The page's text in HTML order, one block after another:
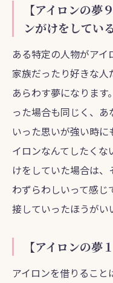
【アイロンの夢
ンがけをしている
ある特定の人物がア
家族だったり好きな
あらわす夢になりま
った場合も同じく、
いった思いが強い時
イロンなんてしたく
けをしていた場合は、
わずらわしいって感
接していったほうがい
【アイロンの夢
アイロンを借りること